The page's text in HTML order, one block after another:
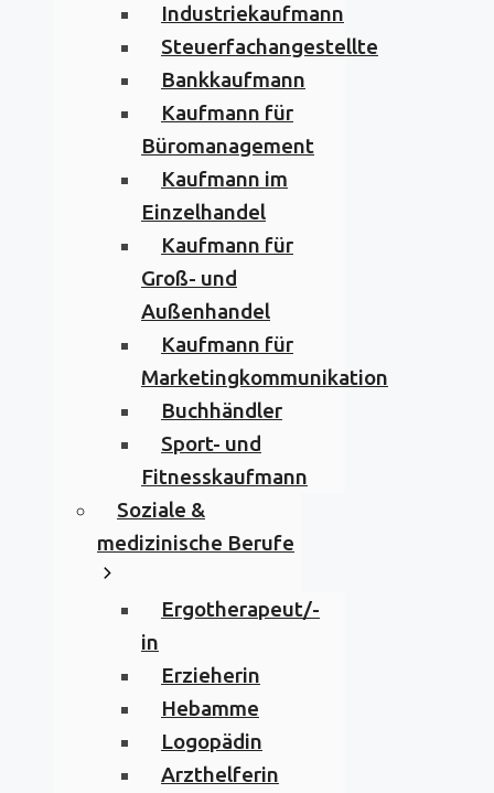
Industriekaufmann
Steuerfachangestellte
Bankkaufmann
Kaufmann für
Büromanagement
Kaufmann im
Einzelhandel
Kaufmann für
Groß- und
Außenhandel
Kaufmann für
Marketingkommunikation
Buchhändler
Sport- und
Fitnesskaufmann
Soziale &
medizinische Berufe
Ergotherapeut/-
in
Erzieherin
Hebamme
Logopädin
Arzthelferin